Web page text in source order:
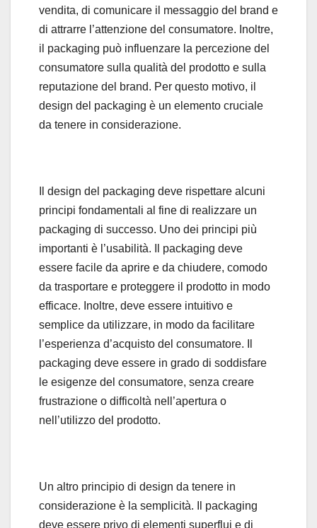
vendita, di comunicare il messaggio del brand e
di attrarre l’attenzione del consumatore. Inoltre,
il packaging può influenzare la percezione del
consumatore sulla qualità del prodotto e sulla
reputazione del brand. Per questo motivo, il
design del packaging è un elemento cruciale
da tenere in considerazione.
Il design del packaging deve rispettare alcuni
principi fondamentali al fine di realizzare un
packaging di successo. Uno dei principi più
importanti è l’usabilità. Il packaging deve
essere facile da aprire e da chiudere, comodo
da trasportare e proteggere il prodotto in modo
efficace. Inoltre, deve essere intuitivo e
semplice da utilizzare, in modo da facilitare
l’esperienza d’acquisto del consumatore. Il
packaging deve essere in grado di soddisfare
le esigenze del consumatore, senza creare
frustrazione o difficoltà nell’apertura o
nell’utilizzo del prodotto.
Un altro principio di design da tenere in
considerazione è la semplicità. Il packaging
deve essere privo di elementi superflui e di